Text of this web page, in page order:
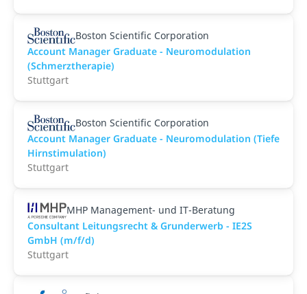
Boston Scientific Corporation
Account Manager Graduate - Neuromodulation
(Schmerztherapie)
Stuttgart
Boston Scientific Corporation
Account Manager Graduate - Neuromodulation (Tiefe
Hirnstimulation)
Stuttgart
MHP Management- und IT-Beratung
Consultant Leitungsrecht & Grunderwerb - IE2S
GmbH (m/f/d)
Stuttgart